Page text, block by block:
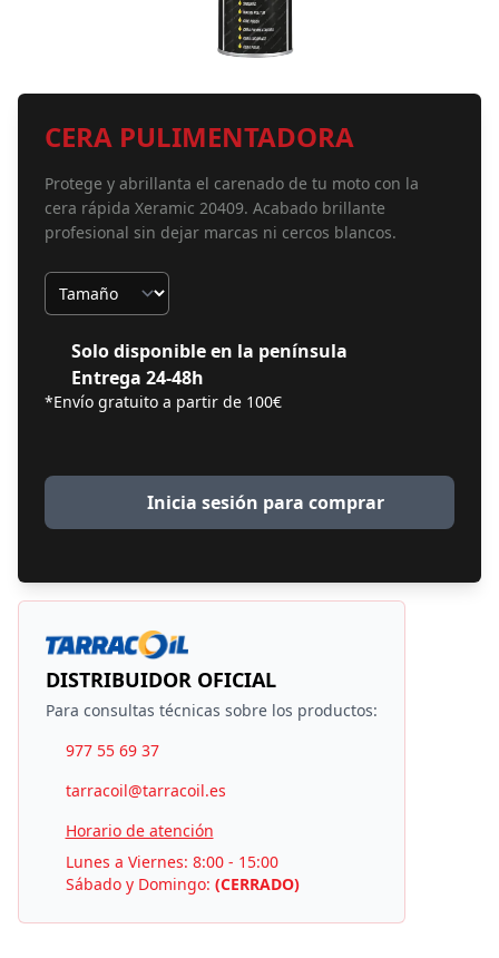
CERA PULIMENTADORA
Protege y abrillanta el carenado de tu moto con la
cera rápida Xeramic 20409. Acabado brillante
profesional sin dejar marcas ni cercos blancos.
Tamaño
Solo disponible en la península
Entrega 24-48h
*Envío gratuito a partir de 100€
Inicia sesión para comprar
DISTRIBUIDOR OFICIAL
Para consultas técnicas sobre los productos:
977 55 69 37
tarracoil@tarracoil.es
Horario de atención
Lunes a Viernes: 8:00 - 15:00
Sábado y Domingo: (CERRADO)